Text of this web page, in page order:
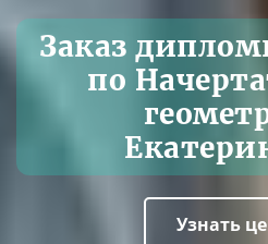
Заказ
по
Узнать